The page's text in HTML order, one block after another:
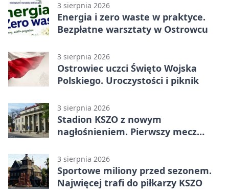
3 sierpnia 2026
Energia i zero waste w praktyce.
Bezpłatne warsztaty w Ostrowcu
3 sierpnia 2026
Ostrowiec uczci Święto Wojska
Polskiego. Uroczystości i piknik
3 sierpnia 2026
Stadion KSZO z nowym
nagłośnieniem. Pierwszy mecz
3 sierpnia 2026
Sportowe miliony przed sezonem.
Najwięcej trafi do piłkarzy KSZO